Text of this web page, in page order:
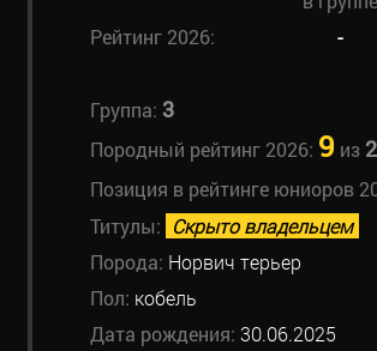
Рейтинг 2026:
-
Группа: 3
Породный рейтинг 2026: 9 из
Позиция в рейтинге юниоров
Титулы: Скрыто владельцем
Порода: Норвич терьер
Пол: кобель
Дата рождения: 30.06.2025